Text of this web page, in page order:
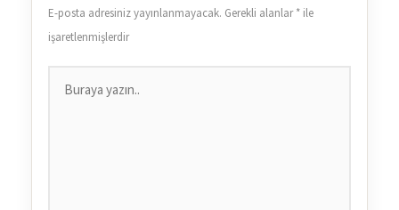
E-posta adresiniz yayınlanmayacak. Gerekli alanlar* ile
işaretlenmişlerdir